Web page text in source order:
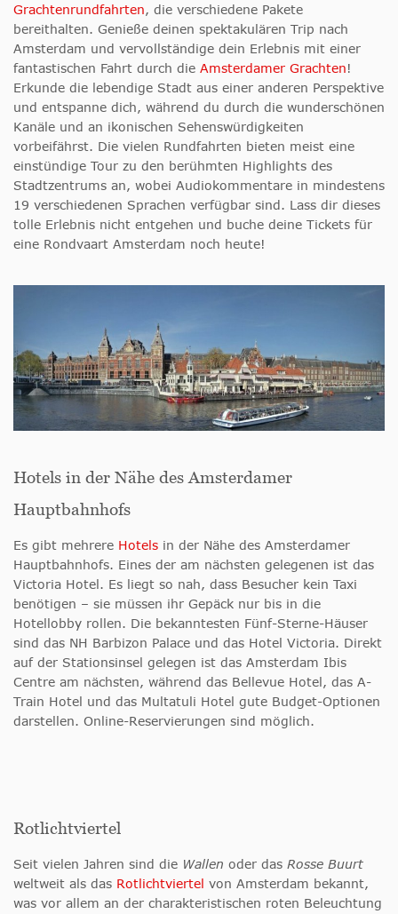
Grachtenrundfahrten, die verschiedene Pakete
bereithalten. Genieße deinen spektakulären Trip nach
Amsterdam und vervollständige dein Erlebnis mit einer
fantastischen Fahrt durch die Amsterdamer Grachten!
Erkunde die lebendige Stadt aus einer anderen Perspektive
und entspanne dich, während du durch die wunderschönen
Kanäle und an ikonischen Sehenswürdigkeiten
vorbeifährst. Die vielen Rundfahrten bieten meist eine
einstündige Tour zu den berühmten Highlights des
Stadtzentrums an, wobei Audiokommentare in mindestens
19 verschiedenen Sprachen verfügbar sind. Lass dir dieses
tolle Erlebnis nicht entgehen und buche deine Tickets für
eine Rondvaart Amsterdam noch heute!
Hotels in der Nähe des Amsterdamer
Hauptbahnhofs
Es gibt mehrere Hotels in der Nähe des Amsterdamer
Hauptbahnhofs. Eines der am nächsten gelegenen ist das
Victoria Hotel. Es liegt so nah, dass Besucher kein Taxi
benötigen – sie müssen ihr Gepäck nur bis in die
Hotellobby rollen. Die bekanntesten Fünf-Sterne-Häuser
sind das NH Barbizon Palace und das Hotel Victoria. Direkt
auf der Stationsinsel gelegen ist das Amsterdam Ibis
Centre am nächsten, während das Bellevue Hotel, das A-
Train Hotel und das Multatuli Hotel gute Budget-Optionen
darstellen. Online-Reservierungen sind möglich.
Rotlichtviertel
Seit vielen Jahren sind die Wallen oder das Rosse Buurt
weltweit als das Rotlichtviertel von Amsterdam bekannt,
was vor allem an der charakteristischen roten Beleuchtung